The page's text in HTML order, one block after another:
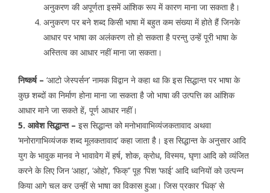
अनुकरण की अपूर्णता इसमें आंशिक रूप में कारण माना जा सकता है।
अनुकरण पर बने शब्द किसी भाषा में बहुत कम संख्या में होते हैं जिनके
आधार पर भाषा का अलंकरण तो हो सकता है परन्तु उन्हें पूरी भाषा के
अस्तित्व का आधार नहीं माना जा सकता।
निष्कर्ष – ‘आटो जेस्पर्सन’ नामक विद्वान ने कहा था कि इस सिद्धान्त पर भाषा के
कुछ शब्दों का निर्माण होना माना जा सकता है जो भाषा की उत्पत्ति का आंशिक
आधार माने जा सकते हें, पूर्ण आधार नहीं।
5. आवेश सिद्धान्त – इस सिद्धान्त को मनोभावाभिव्यंजकतावाद अथवा
‘मनोरागाभिव्यंजक शब्द मूलकतावाद’ कहा जाता है। इस सिद्धान्त के अनुसार आदि
युग के भावुक मानव ने भावावेग में हर्ष, शोक, क्रोध, विस्मय, घृणा आदि को व्यंजित
करने के लिए जिन ‘आहा’, ‘ओहो’, ‘फिक्’’ पूह ‘पिश ‘फाई’ आदि ध्वनियों को उत्पन्न
किया आगे चल कर उन्हीं से भाषा का विकास हुआ। जिस प्रकार ‘धिक्’ से